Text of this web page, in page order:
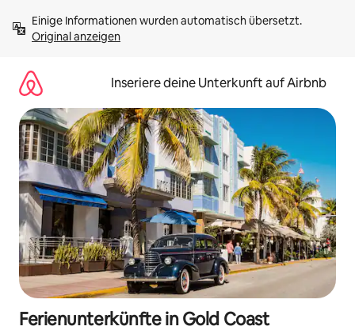
Inhalten
springenOriginal anzeigen
Inseriere deine Unterkunft auf Airbnb
Ferienunterkünfte in Gold Coast